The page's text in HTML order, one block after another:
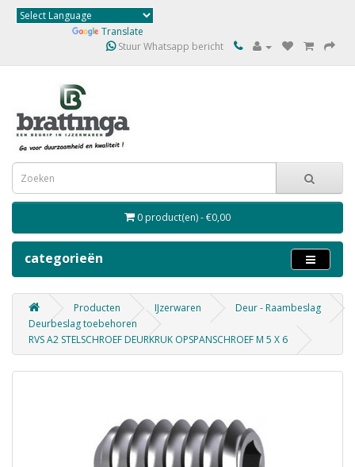
Translate
Stuur Whatsapp bericht
0 product(en) - €0,00
categorieën
Producten IJzerwaren
Deur - Raambeslag
Deurbeslag toebehoren
RVS A2 STELSCHROEF DEURKRUK OPSPANSCHROEF M 5 X 6